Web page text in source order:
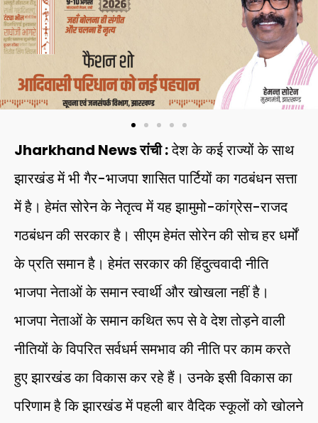
Jharkhand News रांची :देश के कई राज्यों के साथ
झारखंड में भी गैर-भाजपा शासित पार्टियों का गठबंधन सत्ता
में है। हेमंत सोरेन के नेतृत्व में यह झामुमो-कांग्रेस-राजद
गठबंधन की सरकार है। सीएम हेमंत सोरेन की सोच हर धर्मों
के प्रति समान है। हेमंत सरकार की हिंदुत्ववादी नीति
भाजपा नेताओं के समान स्वार्थी और खोखला नहीं है।
भाजपा नेताओं के समान कथित रूप से वे देश तोड़ने वाली
नीतियों के विपरित सर्वधर्म समभाव की नीति पर काम करते
हुए झारखंड का विकास कर रहे हैं। उनके इसी विकास का
परिणाम है कि झारखंड में पहली बार वैदिक स्कूलों को खोलने